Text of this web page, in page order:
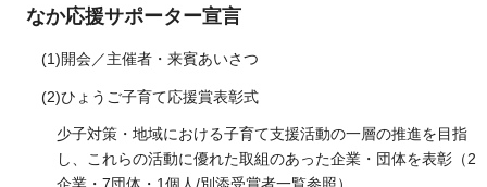
なか応援サポーター宣言
(1)開会／主催者・来賓あいさつ
(2)ひょうご子育て応援賞表彰式
少子対策・地域における子育て支援活動の一層の推進を目指
し、これらの活動に優れた取組のあった企業・団体を表彰（2
企業・7団体・1個人/別添受賞者一覧参照）